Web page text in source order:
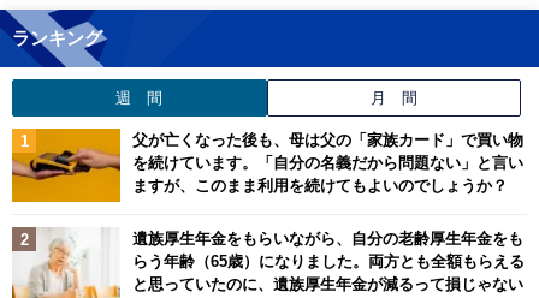
ランキング
週 間 月 間
父が亡くなった後も、母は父の「家族カード」で買い物
を続けています。「自分の名義だから問題ない」と言い
ますが、このまま利用を続けてもよいのでしょうか？
遺族厚生年金をもらいながら、自分の老齢厚生年金をも
らう年齢（65歳）になりました。両方とも全額もらえる
と思っていたのに、遺族厚生年金が減るって損じゃない